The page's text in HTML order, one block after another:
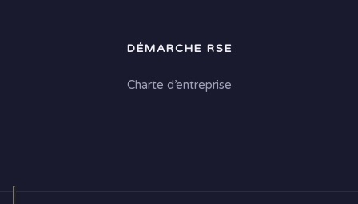
DÉMARCHE RSE
Charte d’entreprise